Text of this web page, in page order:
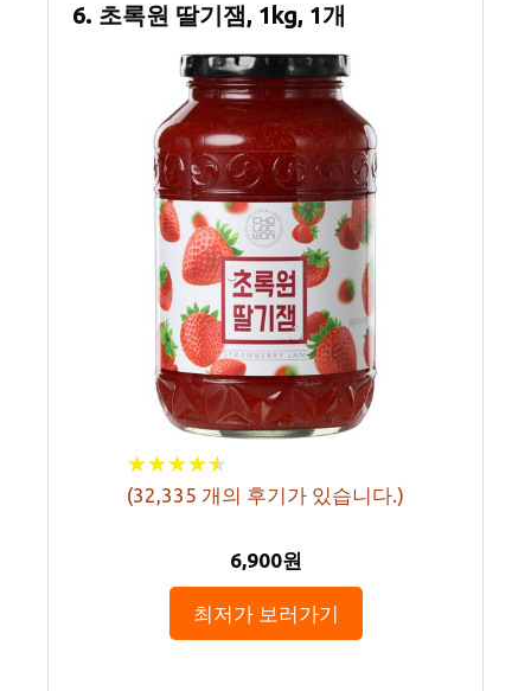
6. 초록원 딸기잼, 1kg, 1개
★★★★★
★★★★★
(32,335 개의 후기가 있습니다.)
6,900원
최저가 보러가기